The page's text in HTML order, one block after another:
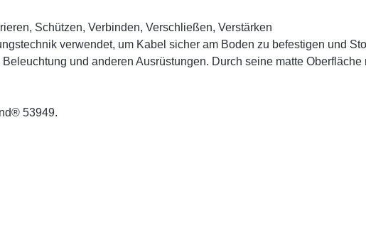
Schützen, Verbinden, Verschließen, Verstärken
verwendet, um Kabel sicher am Boden zu befestigen und
und anderen Ausrüstungen. Durch seine matte Oberfläche
53949.